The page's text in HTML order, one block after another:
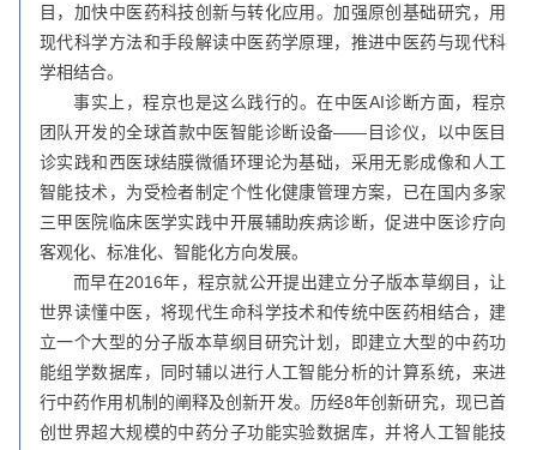
目，加快中医药科技创新与转化应用。加强原创基础研究，用
现代科学方法和手段解读中医药学原理，推进中医药与现代科
学相结合。
事实上，程京也是这么践行的。在中医AI诊断方面，程京
团队开发的全球首款中医智能诊断设备——目诊仪，以中医目
诊实践和西医球结膜微循环理论为基础，采用无影成像和人工
智能技术，为受检者制定个性化健康管理方案，已在国内多家
三甲医院临床医学实践中开展辅助疾病诊断，促进中医诊疗向
客观化、标准化、智能化方向发展。
而早在2016年，程京就公开提出建立分子版本草纲目，让
世界读懂中医，将现代生命科学技术和传统中医药相结合，建
立一个大型的分子版本草纲目研究计划，即建立大型的中药功
能组学数据库，同时辅以进行人工智能分析的计算系统，来进
行中药作用机制的阐释及创新开发。历经8年创新研究，现已首
创世界超大规模的中药分子功能实验数据库，并将人工智能技